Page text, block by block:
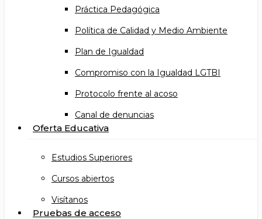
Práctica Pedagógica
Política de Calidad y Medio Ambiente
Plan de Igualdad
Compromiso con la Igualdad LGTBI
Protocolo frente al acoso
Canal de denuncias
Oferta Educativa
Estudios Superiores
Cursos abiertos
Visítanos
Pruebas de acceso